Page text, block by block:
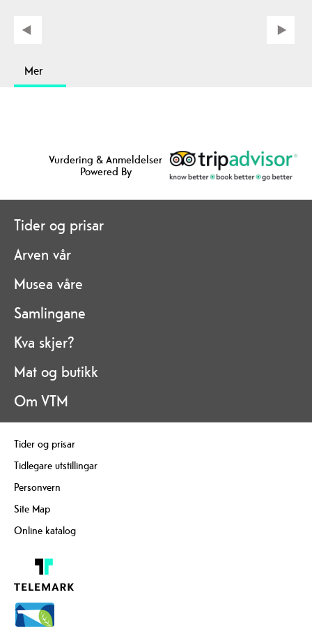
Mer
Vurdering & Anmeldelser
Powered By
Tider og prisar
Arven vår
Musea våre
Samlingane
Kva skjer?
Mat og butikk
Om VTM
Tider og prisar
Tidlegare utstillingar
Personvern
Site Map
Online katalog